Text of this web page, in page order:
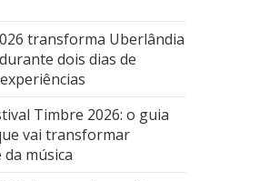
transforma Uberlândia
dois dias de
Timbre 2026: o guia
vai transformar
música